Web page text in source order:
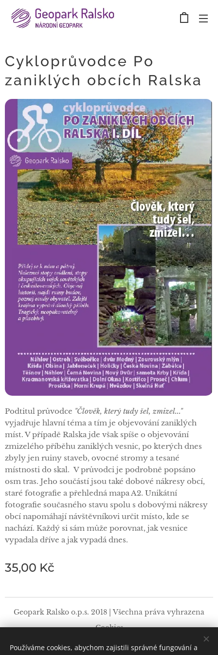
Cykloprůvodce Po
zaniklých obcích Ralska
Podtitul průvodce "Člověk, který tudy šel, zmizel..."
vyjadřuje hlavní téma a tím je objevování zaniklých
míst. V případě Ralska jde však spíše o objevování
zmizelého příběhu zaniklých vesnic, po kterých dnes
zbyly jen ruiny staveb, ovocné stromy a tesané
místnosti do skal. V průvodci je podrobně popsáno
osm tras. Jeho součástí jsou také dobové nákresy obcí,
staré fotografie a přehledná mapa A2. Unikátní
fotografie současného stavu spolu s dobovými nákresy
obcí napomáhají návštěvníkovi určit místo, kde se
nachází. Každý si sám může porovnat, jak vesnice
vypadala dříve a jak vypadá dnes.
35,00 Kč
Geopark Ralsko o.p.s. 2018 | Všechna práva vyhrazena
Cookies
Jazyky
Používáme cookies, abychom zajistili správné fungování a